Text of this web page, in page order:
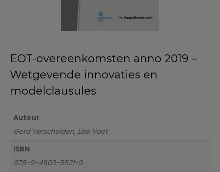
EOT-overeenkomsten anno 2019 –
Wetgevende innovaties en
modelclausules
Auteur
Gerd Verschelden, Lise Voet
ISBN
978-9-4603-5521-9